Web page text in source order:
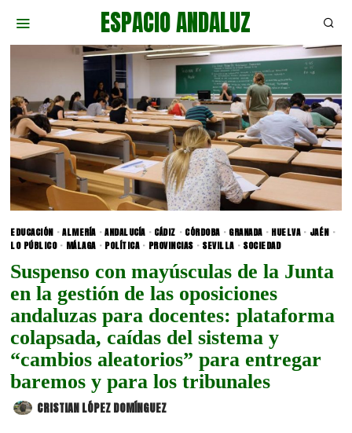
ESPACIO ANDALUZ
EDUCACIÓN · ALMERÍA · ANDALUCÍA · CÁDIZ · CÓRDOBA · GRANADA · HUELVA · JAÉN ·
LO PÚBLICO · MÁLAGA · POLÍTICA · PROVINCIAS · SEVILLA · SOCIEDAD
Suspenso con mayúsculas de la Junta
en la gestión de las oposiciones
andaluzas para docentes: plataforma
colapsada, caídas del sistema y
“cambios aleatorios” para entregar
baremos y para los tribunales
CRISTIAN LÓPEZ DOMÍNGUEZ